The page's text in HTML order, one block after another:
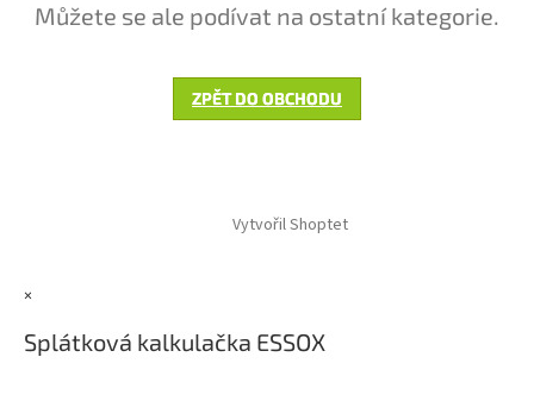
Můžete se ale podívat na ostatní kategorie.
ZPĚT DO OBCHODU
Vytvořil Shoptet
×
Splátková kalkulačka ESSOX